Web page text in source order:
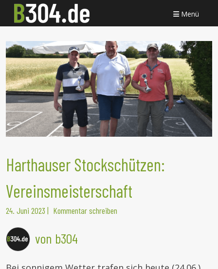
Menü
Harthauser Stockschützen:
Vereinsmeisterschaft
24. Juni 2023 | Kommentar schreiben
von b304